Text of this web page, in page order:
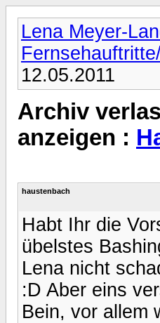
Lena Meyer-
12.05.2011
Archiv
anzeigen :
haustenbach
Habt Ihr die
übelstes
Lena nicht
:D Aber eins
Bein, vor allem